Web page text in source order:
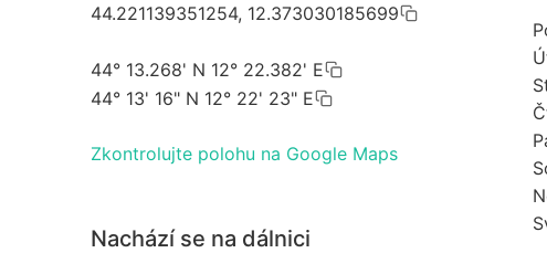
44.221139351254, 12.373030185699
44° 13.268' N 12° 22.382' E
44° 13' 16" N 12° 22' 23" E
Zkontrolujte polohu na Google Maps
Nachází se na dálnici